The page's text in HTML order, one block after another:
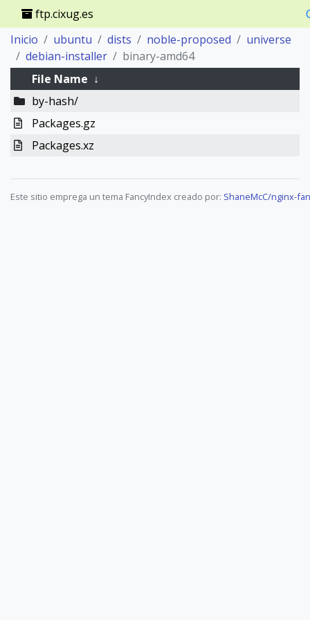
ftp.cixug.es
Inicio
ubuntu dists noble-proposed
universe
debian-installer
binary-amd64
File Name ↓
by-hash/
Packages.gz
Packages.xz
Este sitio emprega un tema FancyIndex creado por: ShaneMcC/nginx-